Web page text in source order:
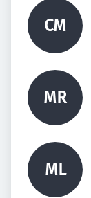
CM
MR
ML